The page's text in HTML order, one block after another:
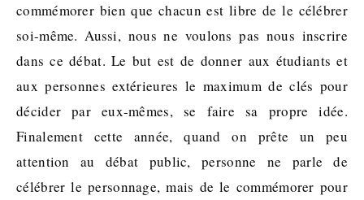
commémorer bien que chacun est libre de le célébrer
soi-même. Aussi, nous ne voulons pas nous inscrire
dans ce débat. Le but est de donner aux étudiants et
aux personnes extérieures le maximum de clés pour
décider par eux-mêmes, se faire sa propre idée.
Finalement cette année, quand on prête un peu
attention au débat public, personne ne parle de
célébrer le personnage, mais de le commémorer pour